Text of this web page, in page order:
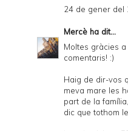
24 de gener del
Mercè ha dit...
Moltes gràcies
comentaris! :)
Haig de dir-vos
meva mare les
part de la
dic que tothom